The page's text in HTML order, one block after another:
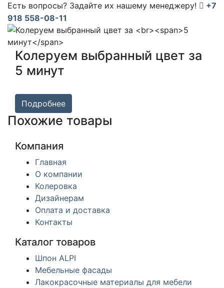
Есть вопросы? Задайте их нашему менеджеру!
+7
918 558-08-11
Колеруем выбранный цвет за
5 минут
Подробнее
Похожие товары
Компания
Главная
О компании
Колеровка
Дизайнерам
Оплата и доставка
Контакты
Каталог товаров
Шпон ALPI
Мебельные фасады
Лакокрасочные материалы для мебели